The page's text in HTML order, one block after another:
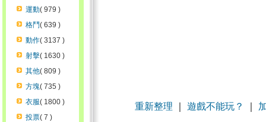
運動( 979 )
格鬥( 639 )
動作( 3137 )
射擊( 1630 )
其他( 809 )
方塊( 735 )
衣服( 1800 )
投票( 7 )
重新整理 ｜遊戲不能玩？